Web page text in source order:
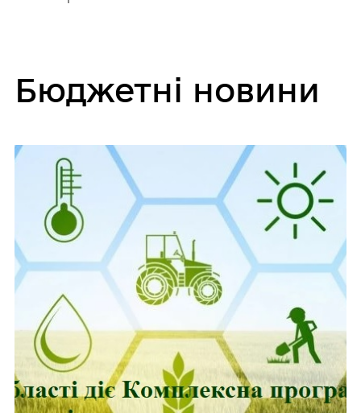
Бюджетні новини